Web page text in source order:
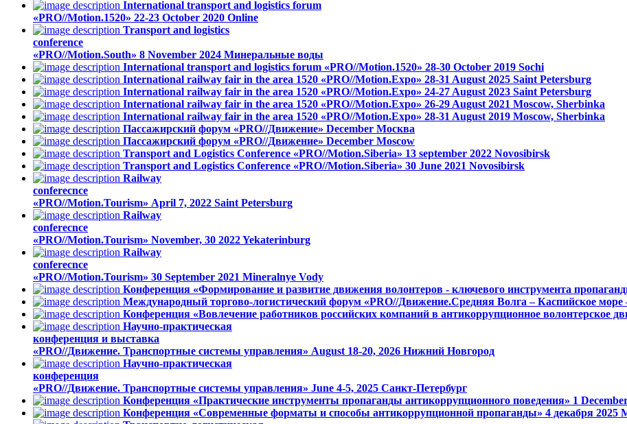
International transport and logistics forum
«PRO//Motion.1520» 22-23 October 2020 Online
Transport and logistics
conference
«PRO//Motion.South» 8 November 2024 Минеральные воды
International transport and logistics forum «PRO//Motion.1520» 28-30 October 2019 Sochi
International railway fair in the area 1520 «PRO//Motion.Expo» 28-31 August 2025 Saint Petersburg
International railway fair in the area 1520 «PRO//Motion.Expo» 24-27 August 2023 Saint Petersburg
International railway fair in the area 1520 «PRO//Motion.Expo» 26-29 August 2021 Moscow, Sherbinka
International railway fair in the area 1520 «PRO//Motion.Expo» 28-31 August 2019 Moscow, Sherbinka
Пассажирский форум «PRO//Движение» December Москва
Пассажирский форум «PRO//Движение» December Moscow
Transport and Logistics Conference «PRO//Motion.Siberia» 13 september 2022 Novosibirsk
Transport and Logistics Conference «PRO//Motion.Siberia» 30 June 2021 Novosibirsk
Railway
conferecnce
«PRO//Motion.Tourism» April 7, 2022 Saint Petersburg
Railway
conferecnce
«PRO//Motion.Tourism» November, 30 2022Yekaterinburg
Railway
conferecnce
«PRO//Motion.Tourism» 30 September 2021 Mineralnye Vody
Конференция «Формирование и развитие движения волонтеров - ключевого инструмента
Международный торгово-логистический форум «PRO//Движение.Средняя Волга – Каспийское море
Конференция «Вовлечение работников российских компаний в антикоррупционное волонтерское
Научно-практическая
конференция и выставка
«PRO//Движение. Транспортные системы управления» August 18-20, 2026 Нижний Новгород
Научно-практическая
конференция
«PRO//Движение. Транспортные системы управления» June 4-5, 2025 Санкт-Петербург
Конференция «Практические инструменты пропаганды антикоррупционного поведения» 1
Конференция «Современные форматы и способы антикоррупционной пропаганды» 4 декабря 2025